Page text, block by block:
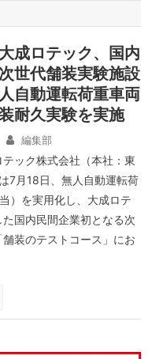
成ロテック、国内
世代舗装実験施設
自動運転荷重車両
耐久実験を実施
編集部
ック株式会社（本社：東
7月18日、無人自動運転荷
）を実用化し、大成ロテ
国内民間企業初となる次
装のテストコース」にお